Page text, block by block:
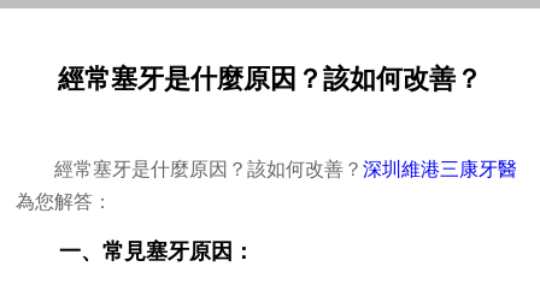
經常塞牙是什麼原因？該如何改善？
經常塞牙是什麼原因？該如何改善？深圳維港三康牙醫
為您解答：
一、常見塞牙原因：